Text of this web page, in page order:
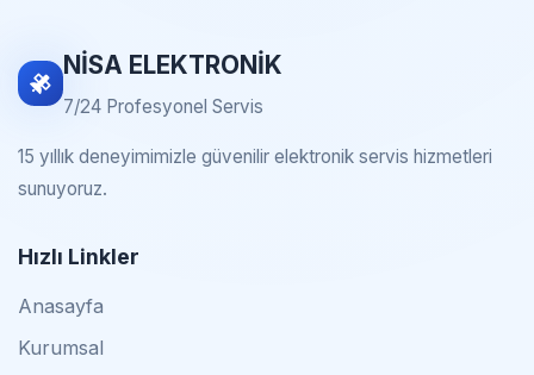
NİSA ELEKTRONİK
7/24 Profesyonel Servis
15 yıllık deneyimimizle güvenilir elektronik servis hizmetleri
sunuyoruz.
Hızlı Linkler
Anasayfa
Kurumsal